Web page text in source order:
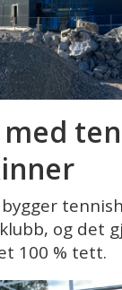
bygger
og det
100 % tett.